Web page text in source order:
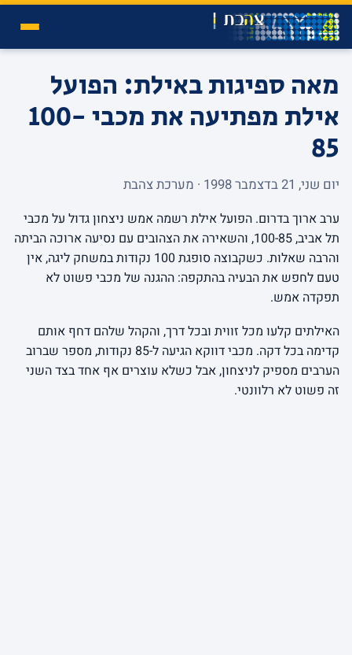
מאה ספיגות באילת: הפועל
אילת מפתיעה את מכבי 100-
85
יום שני, 21 בדצמבר 1998 · מערכת צהבת
ערב ארוך בדרום. הפועל אילת רשמה אמש ניצחון גדול על מכבי
תל אביב, 100-85, והשאירה את הצהובים עם נסיעה ארוכה הביתה
והרבה שאלות. כשקבוצה סופגת 100 נקודות במשחק ליגה, אין
טעם לחפש את הבעיה בהתקפה: ההגנה של מכבי פשוט לא
תפקדה אמש.
האילתים קלעו מכל זווית ובכל דרך, והקהל שלהם דחף אותם
קדימה בכל דקה. מכבי דווקא הגיעה ל-85 נקודות, מספר שברוב
הערבים מספיק לניצחון, אבל כשלא עוצרים אף אחד בצד השני
זה פשוט לא רלוונטי.